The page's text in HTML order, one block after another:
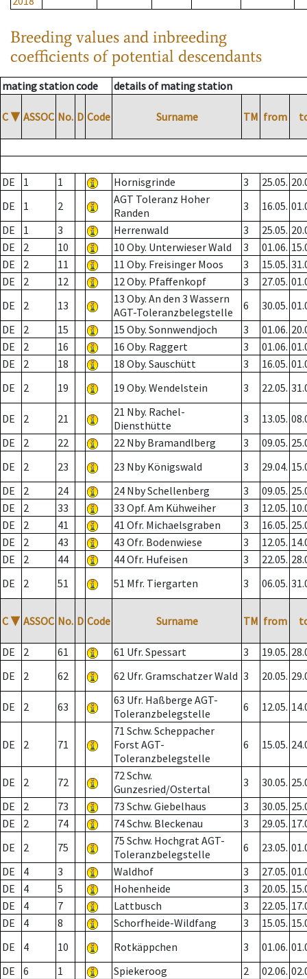
Breeding values and inbreeding
coefficients of potential descendants
mating station code details of mating station
C ▼ ASSOC No. D Code Surname TM from
DE 1 1 Hornisgrinde 3 25.05.
DE
1 2
AGT Toleranz Hoher
Randen
3 16.05.
DE
1 3 Herrenwald 3 25.05.
DE
2 10 10 Oby. Unterwieser Wald 3 01.06.
DE
2 11 11 Oby. Freisinger Moos 3 15.05.
DE
2 12 12 Oby. Pfaffenkopf 3 27.05.
DE
2 13
13 Oby. An den 3 Wassern
AGT-Toleranzbelegstelle
6 30.05.
DE
2 15 15 Oby. Sonnwendjoch 3 01.06.
DE
2 16 16 Oby. Raggert 3 01.06.
DE
2 18 18 Oby. Sauschütt 3 16.05.
DE
2 19 19 Oby. Wendelstein 3 22.05.
DE 2 21
21 Nby. Rachel-
Diensthütte
3 13.05.
DE
2 22 22 Nby Bramandlberg 3 09.05.
DE
2 23 23 Nby Königswald 3 29.04.
DE
2 24 24 Nby Schellenberg 3 09.05.
DE
2 33 33 Opf. Am Kühweiher 3 12.05.
DE
2 41 41 Ofr. Michaelsgraben 3 16.05.
DE
2 43 43 Ofr. Bodenwiese 3 12.05.
DE
2 44 44 Ofr. Hufeisen 3 22.05.
DE
2 51 51 Mfr. Tiergarten 3 06.05.
C ▼ ASSOC No. D Code Surname TM from
DE 2 61 61 Ufr. Spessart 3 19.05.
DE
2 62 62 Ufr. Gramschatzer Wald 3 20.05.
DE 2 63
63 Ufr. Haßberge AGT-
Toleranzbelegstelle
6 12.05.
DE 2 71
71 Schw. Scheppacher
Forst AGT-
Toleranzbelegstelle
6 15.05.
DE 2 72
72 Schw.
Gunzesried/Ostertal
3 30.05.
DE
2 73 73 Schw. Giebelhaus 3 30.05.
DE
2 74 74 Schw. Bleckenau 3 29.05.
DE
2 75
75 Schw. Hochgrat AGT-
Toleranzbelegstelle
6 23.05.
DE
4 3 Waldhof 3 27.05.
DE
4 5 Hohenheide 3 20.05.
DE
4 7 Lattbusch 3 22.05.
DE
4 8 Schorfheide-Wildfang 3 15.05.
DE
4 10 Rotkäppchen 3 01.06.
DE
6 1 Spiekeroog 2 02.06.